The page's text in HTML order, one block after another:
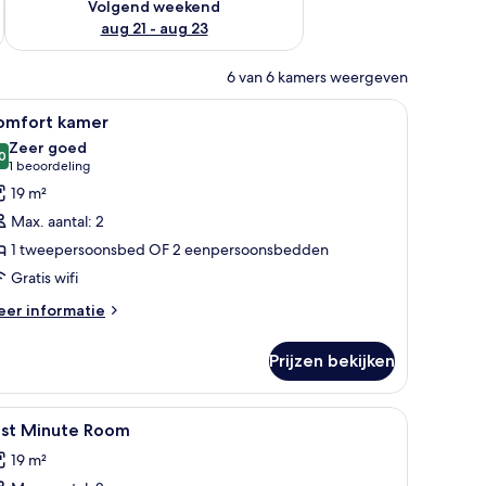
Volgend weekend
aug 21 - aug 23
6 van 6 kamers weergeven
bureau, een stoel, een tafeltje en een raam met uitzicht op zee.
Een hotelkamer met twee bedden, elk
5 kamer
van 10
Zeer goed
1 beoordeling
(1
beoordeling)
19 m²
Max. aantal: 2
1 tweepersoonsbed OF 2 eenpersoonsbedden
Gratis wifi
informatie
Prijzen bekijken
een stoel, een kleine tafel met een vaas en een deur naar een andere
Een netjes opgemaakt bed met witte lakens
6 Minute Room
19 m²